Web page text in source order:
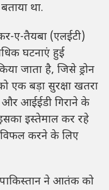
था.
ए-तैयबा (एलईटी)
घटनाएं हुई
जाता है, जिसे ड्रोन
एक बड़ा सुरक्षा खतरा
और आईईडी गिराने के
इस्तेमाल कर रहे
करने के लिए
ने आतंक को